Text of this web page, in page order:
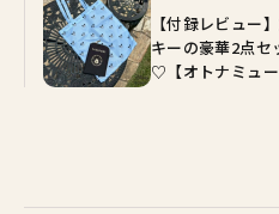
【付録レビュー
キーの豪華2点セ
♡【オトナミュー